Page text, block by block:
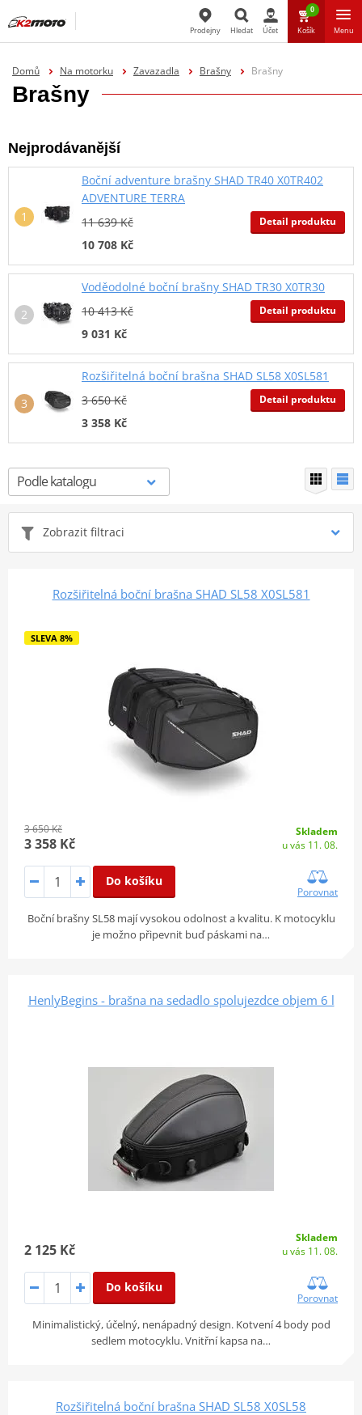
Prodejny Hledat Účet
0
Košík Menu
Domů Na motorku Zavazadla Brašny Brašny
Brašny
Nejprodávanější
Boční adventure brašny SHAD TR40 X0TR402
ADVENTURE TERRA
11 639 Kč
10 708 Kč
Detail produktu
Voděodolné boční brašny SHAD TR30 X0TR30
10 413 Kč
9 031 Kč
Detail produktu
Rozšiřitelná boční brašna SHAD SL58 X0SL581
3 650 Kč
3 358 Kč
Detail produktu
Zobrazit filtraci
Rozšiřitelná boční brašna SHAD SL58 X0SL581
SLEVA 8%
3 650 Kč
3 358 Kč
Skladem
u vás 11. 08.
Do košíku
Porovnat
Boční brašny SL58 mají vysokou odolnost a kvalitu. K motocyklu
je možno připevnit buď páskami na…
HenlyBegins - brašna na sedadlo spolujezdce objem 6 l
2 125 Kč
Skladem
u vás 11. 08.
Do košíku
Porovnat
Minimalistický, účelný, nenápadný design. Kotvení 4 body pod
sedlem motocyklu. Vnitřní kapsa na…
Rozšiřitelná boční brašna SHAD SL58 X0SL58